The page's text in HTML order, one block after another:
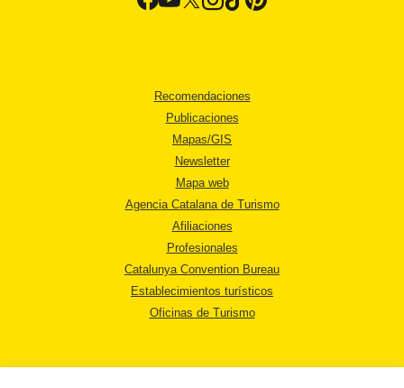
Recomendaciones
Publicaciones
Mapas/GIS
Newsletter
Mapa web
Agencia Catalana de Turismo
Afiliaciones
Profesionales
Catalunya Convention Bureau
Establecimientos turísticos
Oficinas de Turismo